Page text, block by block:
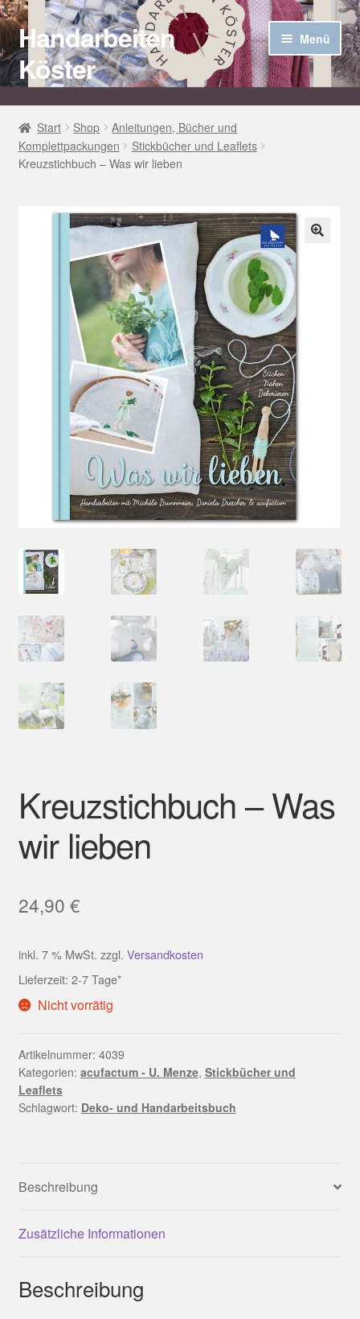
Zur
Navigation
springen
Zum
Inhalt
springen
Handarbeiten
Köster
Menü
Startseite
Über uns
Häkel Techniken
Mein Konto
Start Shop
Anleitungen, Bücher und
Komplettpackungen
Stickbücher und Leaflets
Kreuzstichbuch – Was wir lieben
Kreuzstichbuch – Was
wir lieben
24,90 €
inkl. 7 % MwSt. zzgl. Versandkosten
Lieferzeit: 2-7 Tage*
Nicht vorrätig
Artikelnummer: 4039
Kategorien: acufactum - U. Menze, Stickbücher und
Leaflets
Schlagwort: Deko- und Handarbeitsbuch
Beschreibung
Zusätzliche Informationen
Beschreibung